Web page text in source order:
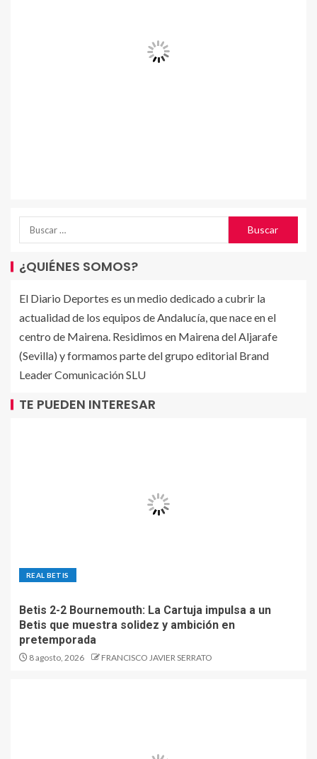
¿QUIÉNES SOMOS?
El Diario Deportes es un medio dedicado a cubrir la
actualidad de los equipos de Andalucía, que nace en el
centro de Mairena. Residimos en Mairena del Aljarafe
(Sevilla) y formamos parte del grupo editorial Brand
Leader Comunicación SLU
TE PUEDEN INTERESAR
REAL BETIS
Betis 2-2 Bournemouth: La Cartuja impulsa a un
Betis que muestra solidez y ambición en
pretemporada
8 agosto, 2026 FRANCISCO JAVIER SERRATO